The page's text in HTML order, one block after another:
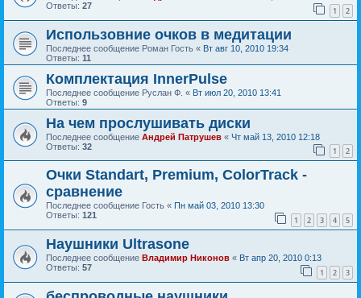
Ответы: 27 1 2
Использовние очков в медитации
Последнее сообщение Роман Гость « Вт авг 10, 2010 19:34
Ответы: 11
Комплектация InnerPulse
Последнее сообщение Руслан Ф. « Вт июл 20, 2010 13:41
Ответы: 9
На чем прослушивать диски
Последнее сообщение Андрей Патрушев « Чт май 13, 2010 12:18
Ответы: 32 1 2
Очки Standart, Premium, ColorTrack -
сравнение
Последнее сообщение Гость « Пн май 03, 2010 13:30
Ответы: 121 1 2 3 4 5
Наушники Ultrasone
Последнее сообщение Владимир Никонов « Вт апр 20, 2010 0:13
Ответы: 57 1 2 3